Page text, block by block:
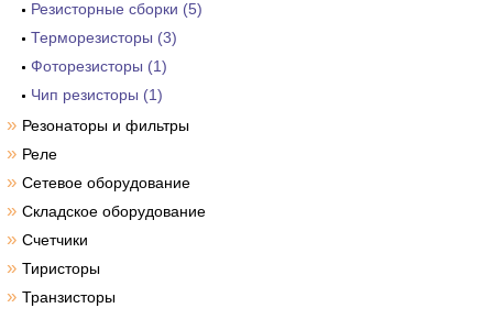
Резисторные сборки (5)
Терморезисторы (3)
Фоторезисторы (1)
Чип резисторы (1)
» Резонаторы и фильтры
» Реле
» Сетевое оборудование
» Складское оборудование
» Счетчики
» Тиристоры
» Транзисторы